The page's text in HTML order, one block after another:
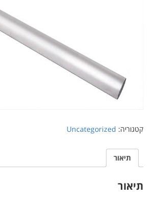
קטגוריה: Uncategorized
תיאור
תיאור